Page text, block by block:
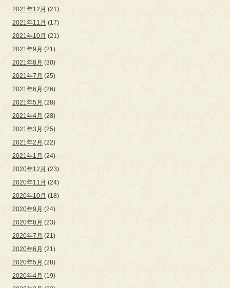
2021年12月 (21)
2021年11月 (17)
2021年10月 (21)
2021年9月 (21)
2021年8月 (30)
2021年7月 (25)
2021年6月 (26)
2021年5月 (28)
2021年4月 (28)
2021年3月 (25)
2021年2月 (22)
2021年1月 (24)
2020年12月 (23)
2020年11月 (24)
2020年10月 (18)
2020年9月 (24)
2020年8月 (23)
2020年7月 (21)
2020年6月 (21)
2020年5月 (28)
2020年4月 (19)